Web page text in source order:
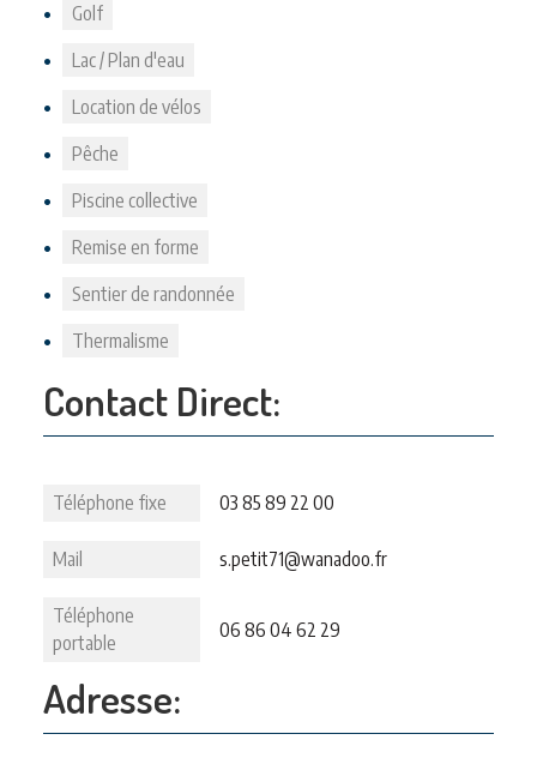
Golf
Lac / Plan d'eau
Location de vélos
Pêche
Piscine collective
Remise en forme
Sentier de randonnée
Thermalisme
Contact Direct:
Téléphone fixe 03 85 89 22 00
Mail s.petit71@wanadoo.fr
Téléphone
portable
06 86 04 62 29
Adresse: